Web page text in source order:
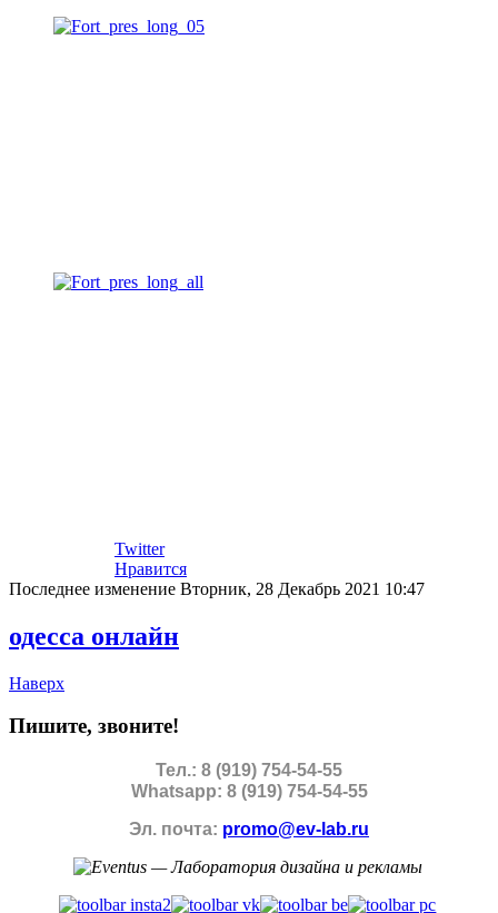
Twitter
Нравится
Последнее изменение Вторник, 28 Декабрь 2021 10:47
одесса онлайн
Наверх
Пишите, звоните!
Тел.: 8 (919) 754-54-55
Whatsapp: 8 (919) 754-54-55
Эл. почта: promo@ev-lab.ru